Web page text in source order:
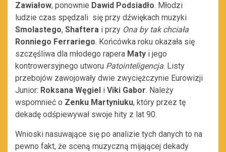
Zawiałow, ponownie Dawid Podsiadło. Młodzi
ludzie czas spędzali się przy dźwiękach muzyki
Smolastego, Shaftera i przy Ona by tak chciała
Ronniego Ferrariego. Końcówka roku okazała się
szczęśliwa dla młodego rapera Maty i jego
kontrowersyjnego utworu Patointeligencja. Listy
przebojów zawojowały dwie zwyciężczynie Eurowizji
Junior: Roksana Węgiel i Viki Gabor. Należy
wspomnieć o Zenku Martyniuku, który przez tę
dekadę odśpiewywał swoje hity z lat 90.
Wnioski nasuwające się po analizie tych danych to na
pewno fakt, że sceną muzyczną mijającej dekady